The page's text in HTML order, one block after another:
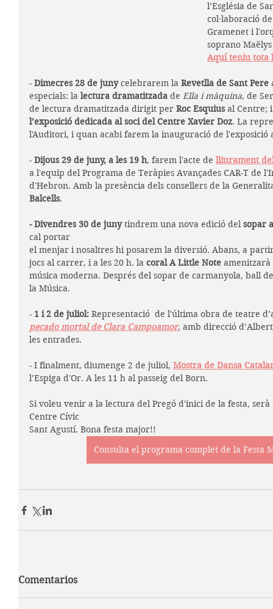
l’Església de
col·laboració
Gramenet i
soprano
Aquí teniu tota
- Dimecres 28 de juny celebrarem la Revetlla de Sant Pere
especials: la lectura dramatitzada de Ella i màquina, de
de lectura dramatitzada dirigit per Roc Esquius al Centre;
l’exposició dedicada al soci del Centre Xavier Doz. La
l'Auditori, i quan acabi farem la inauguració de l'exposició
- Dijous 29 de juny, a les 19 h, farem l'acte de lliurament
a l'equip del Programa de Teràpies Avançades CAR-T de
d'Hebron. Amb la presència dels consellers de la
Balcells.
- Divendres 30 de juny tindrem una nova edició del sopar
cal portar
el menjar i nosaltres hi posarem la diversió. Abans, a
jocs al carrer, i a les 20 h. la coral A Little Note
música moderna. Després del sopar de carmanyola, ball
la Música.
- 1 i 2 de juliol: Representació  de l'última obra de teatre
pecado mortal de Clara Campoamor, amb direcció
les entrades.
- I finalment, diumenge 2 de juliol, Mostra de Dansa
l’Espiga d'Or. A les 11 h al passeig del Born.
Si voleu venir a la lectura del Pregó d'inici de la festa,
Centre Cívic
Sant Agustí. Bona festa major!!
Consulta el programa complet de la Festa
Comentarios